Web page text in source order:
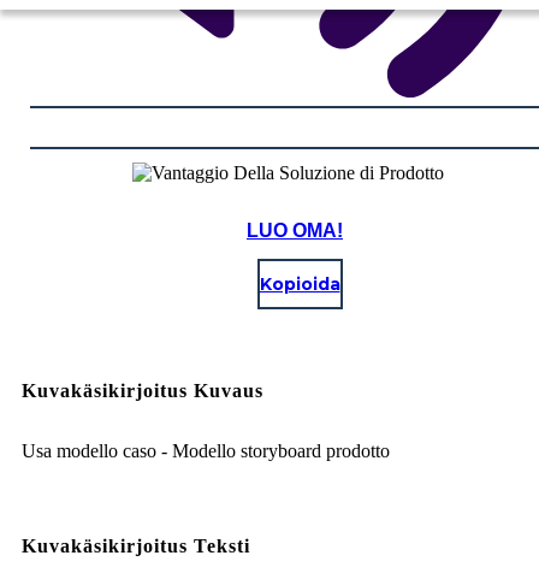
LUO OMA!
Kopioida
Kuvakäsikirjoitus Kuvaus
Usa modello caso - Modello storyboard prodotto
Kuvakäsikirjoitus Teksti